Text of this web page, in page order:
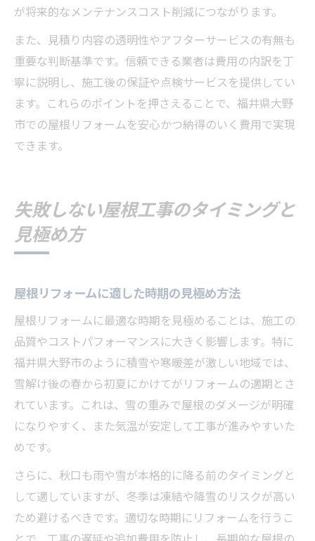
が将来的なメンテナンスコスト削減につながります。
また、見積り内容の透明性やアフターサービスの有無も
重要な判断基準です。信頼できる業者は費用の内訳を丁
寧に説明し、施工後の保証や点検サービスを提供してい
ます。これらのポイントを押さえることで、福井県大野
市での屋根リフォームを安心かつ納得のいく費用で実現
できます。
失敗しない屋根工事のタイミングと
見極め方
屋根リフォームに適した時期の見極め方法
屋根リフォームに最適な時期を見極めることは、施工の
品質やコストパフォーマンスに大きく影響します。特に
福井県大野市のように積雪や寒暖差が激しい地域では、
雪解け後の春から初夏にかけてがリフォームの適期とさ
れています。これは、雪の重みで屋根のダメージが明確
になりやすく、また気温が安定して工事が進みやすいた
めです。
さらに、秋口も雨や雪が本格的に降る前のタイミングと
して適していますが、冬季は凍結や降雪のリスクが高い
ため避けるべきです。適切な時期にリフォームを行うこ